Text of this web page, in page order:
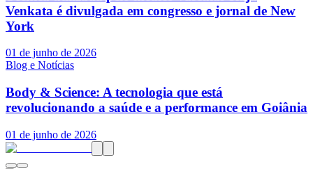
Venkata é divulgada em congresso e jornal de New
York
01 de junho de 2026
Blog e Notícias
Body & Science: A tecnologia que está
revolucionando a saúde e a performance em Goiânia
01 de junho de 2026